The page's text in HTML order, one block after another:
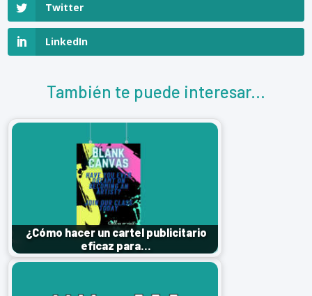
Twitter
LinkedIn
También te puede interesar...
¿Cómo hacer un cartel publicitario
eficaz para…